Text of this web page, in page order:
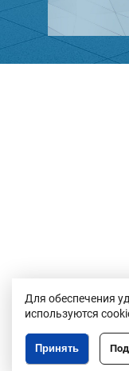
Для обеспечения
используются
Принять